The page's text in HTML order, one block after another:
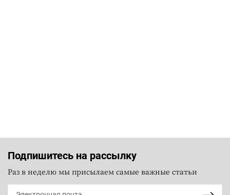
Подпишитесь на рассылку
Раз в неделю мы присылаем самые важные статьи